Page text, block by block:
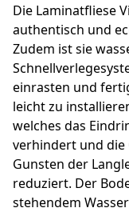
Die Laminatfliese
authentisch und
Zudem ist sie
einrasten und
leicht zu
welches das
verhindert und
Gunsten der
reduziert. Der
stehendem